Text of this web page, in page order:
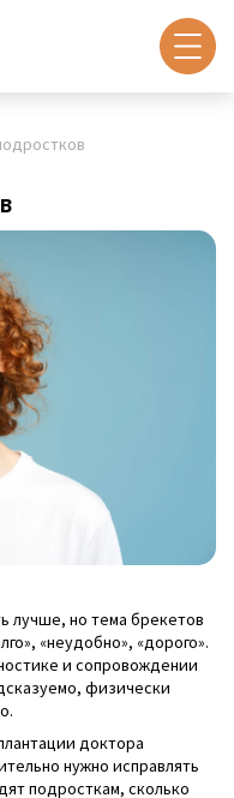
лучше, но тема брекетов
«неудобно», «дорого».
и сопровождении
физически
доктора
нужно исправлять
подросткам, сколько